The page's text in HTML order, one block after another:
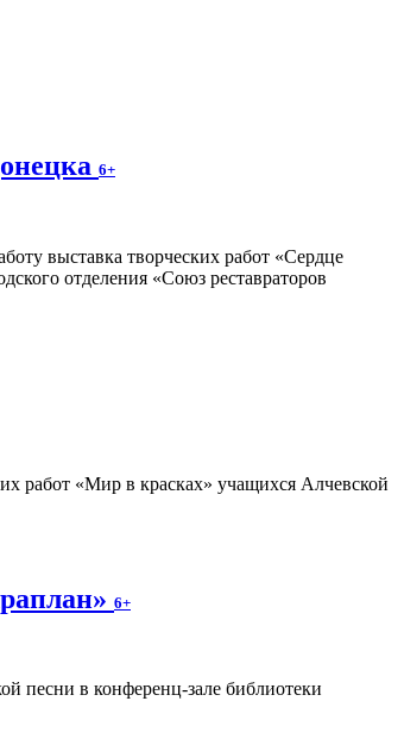
6+
выставка творческих работ «Сердце
отделения «Союз реставраторов
работ «Мир в красках» учащихся Алчевской
6+
песни в конференц-зале библиотеки